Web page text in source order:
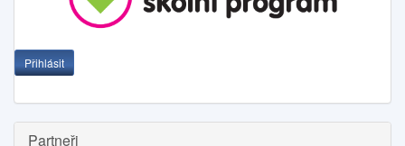
Přihlásit
Partneři